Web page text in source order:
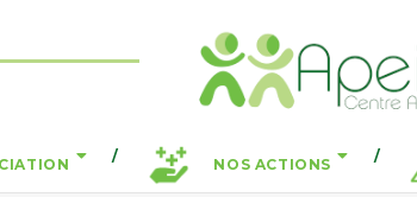
NOS ACTIONS